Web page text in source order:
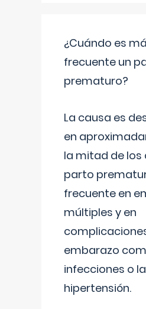
¿Cuándo es
frecuente un
prematuro?
La causa es
en
la mitad de los
parto
frecuente en
múltiples y en
embarazo
infecciones o la
hipertensión.